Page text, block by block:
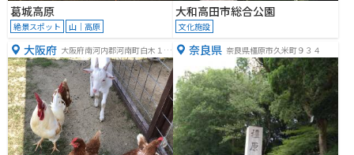
葛城高原
絶景スポット 山｜高原
大和高田市総合公園
文化施設
大阪府 大阪府南河内郡河南町白木１４
５６−２
奈良県 奈良県橿原市久米町９３４